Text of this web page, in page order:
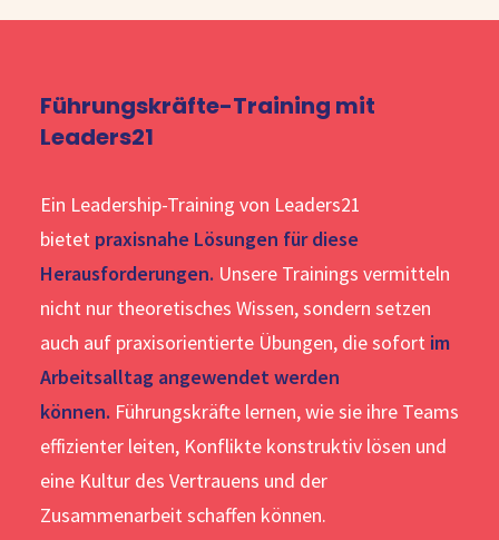
Führungskräfte-Training mit
Leaders21
Ein Leadership-Training von Leaders21
bietet praxisnahe Lösungen für diese
Herausforderungen. Unsere Trainings vermitteln
nicht nur theoretisches Wissen, sondern setzen
auch auf praxisorientierte Übungen, die sofort im
Arbeitsalltag angewendet werden
können. Führungskräfte lernen, wie sie ihre Teams
effizienter leiten, Konflikte konstruktiv lösen und
eine Kultur des Vertrauens und der
Zusammenarbeit schaffen können.